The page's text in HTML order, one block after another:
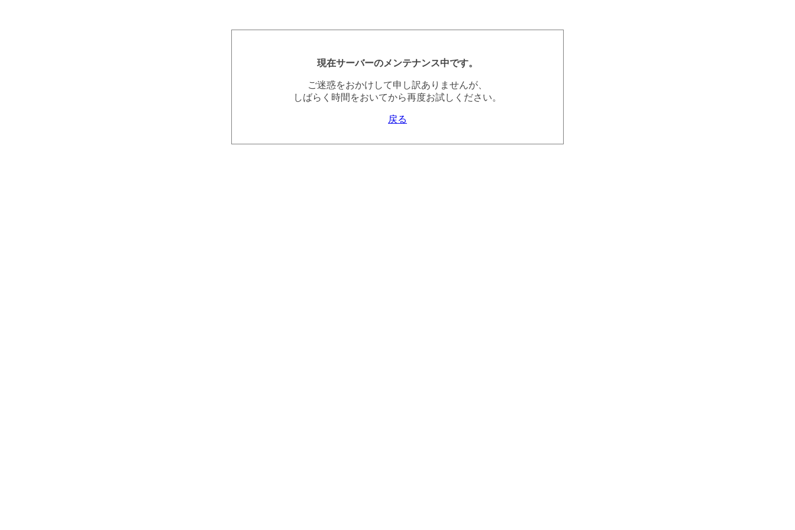
現在サーバーのメンテナンス中です。
ご迷惑をおかけして申し訳ありませんが、
しばらく時間をおいてから再度お試しください。
戻る